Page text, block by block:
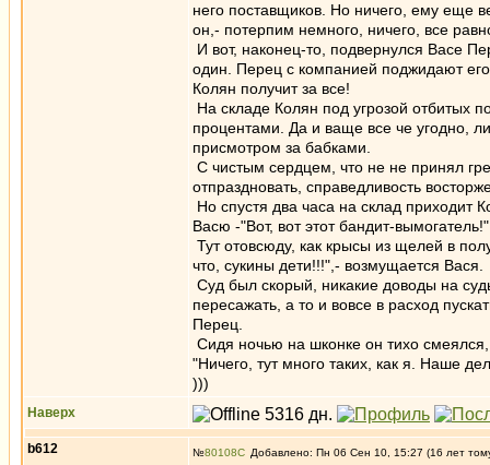
него поставщиков. Но ничего, ему еще
он,- потерпим немного, ничего, все
И вот, наконец-то, подвернулся Васе
один. Перец с компанией поджидают
Колян получит за все!
На складе Колян под угрозой отбитых
процентами. Да и ваще все че угодно,
присмотром за бабками.
С чистым сердцем, что не не принял
отпраздновать, справедливость
Но спустя два часа на склад приходит
Васю -"Вот, вот этот бандит-вымогатель!"
Тут отовсюду, как крысы из щелей в
что, сукины дети!!!",- возмущается Вася.
Суд был скорый, никакие доводы на
пересажать, а то и вовсе в расход
Перец.
Сидя ночью на шконке он тихо смеялся,
"Ничего, тут много таких, как я. Наше
)))
Наверх
b612 №80108 Добавлено: Пн 06 Сен 10, 15:27 (16 лет